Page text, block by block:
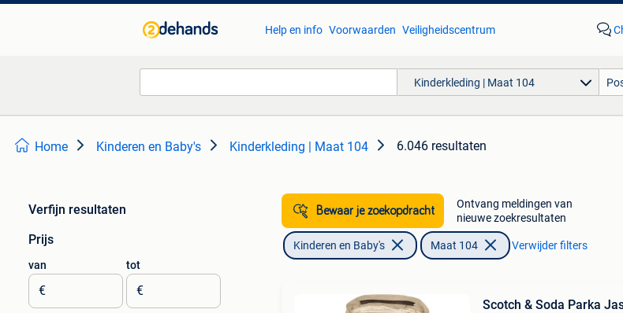
Help en info Voorwaarden Veiligheidscentrum
Kinderkleding | Maat 104
Home Kinderen en Baby's Kinderkleding | Maat 104 6.046 resultaten
Verfijn resultaten
Prijs
van
€
tot
€
Bewaar je zoekopdracht
Ontvang meldingen van
nieuwe zoekresultaten
Kinderen en Baby's Maat 104 Verwijder filters
Scotch & Soda Parka